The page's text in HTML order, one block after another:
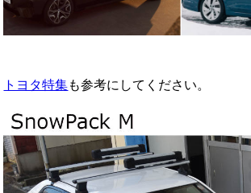
トヨタ特集も参考にしてください。